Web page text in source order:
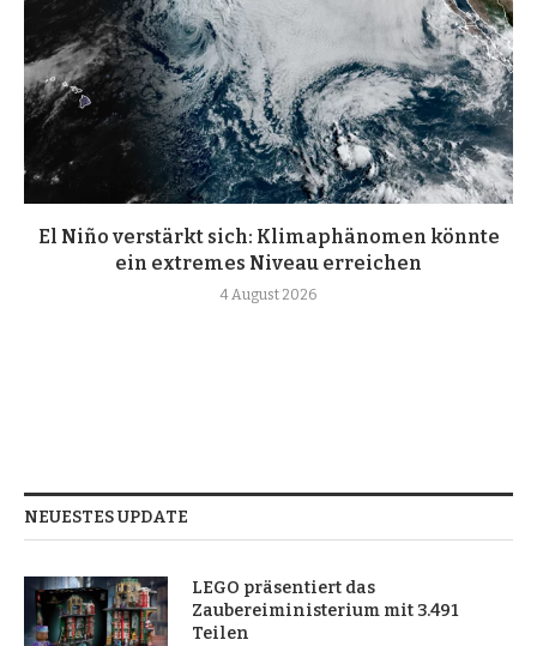
El Niño verstärkt sich: Klimaphänomen könnte
ein extremes Niveau erreichen
4 August 2026
NEUESTES UPDATE
LEGO präsentiert das
Zaubereiministerium mit 3.491
Teilen